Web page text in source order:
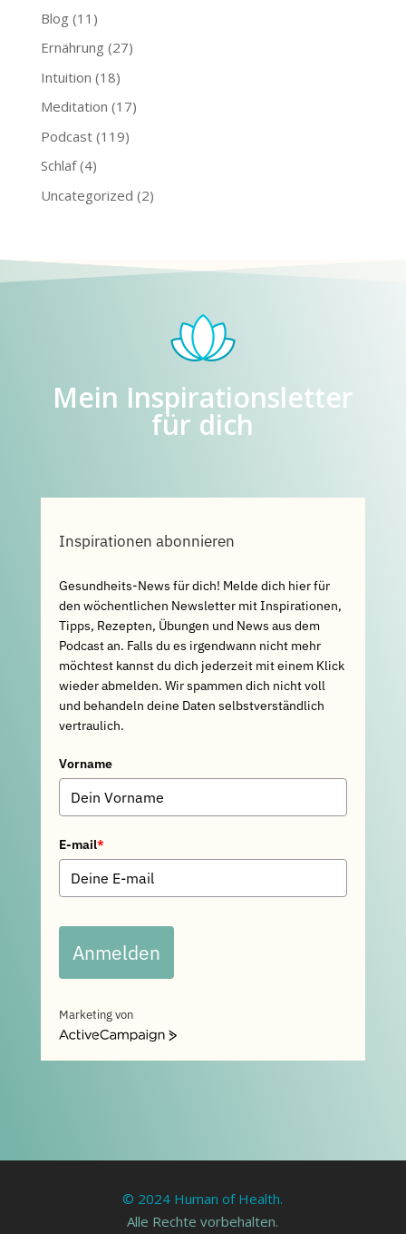
Blog (11)
Ernährung (27)
Intuition (18)
Meditation (17)
Podcast(119)
Schlaf(4)
Uncategorized (2)
Mein Inspirationsletter
für dich
Inspirationen abonnieren
Gesundheits-News für dich! Melde dich hier für
den wöchentlichen Newsletter mit Inspirationen,
Tipps, Rezepten, Übungen und News aus dem
Podcast an. Falls du es irgendwann nicht mehr
möchtest kannst du dich jederzeit mit einem Klick
wieder abmelden. Wir spammen dich nicht voll
und behandeln deine Daten selbstverständlich
vertraulich.
Vorname
E-mail*
Anmelden
Marketing von
ActiveCampaign
© 2024 Human of Health.
Alle Rechte vorbehalten.